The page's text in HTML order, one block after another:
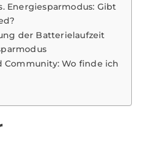
Energiesparmodus: Gibt
der Batterielaufzeit
Community: Wo finde ich